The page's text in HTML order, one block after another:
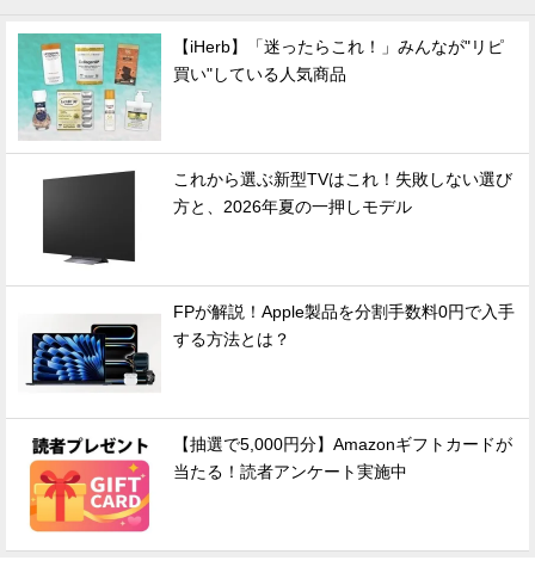
【iHerb】「迷ったらこれ！」みんなが"リピ
買い"している人気商品
これから選ぶ新型TVはこれ！失敗しない選び
方と、2026年夏の一押しモデル
FPが解説！Apple製品を分割手数料0円で入手
する方法とは？
【抽選で5,000円分】Amazonギフトカードが
当たる！読者アンケート実施中